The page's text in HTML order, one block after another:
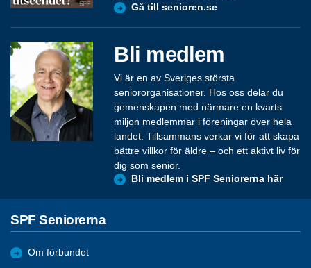
Gå till senioren.se
Bli medlem
Vi är en av Sveriges största
seniororganisationer. Hos oss delar du
gemenskapen med närmare en kvarts
miljon medlemmar i föreningar över hela
landet. Tillsammans verkar vi för att skapa
bättre villkor för äldre – och ett aktivt liv för
dig som senior.
Bli medlem i SPF Seniorerna här
SPF Seniorerna
Om förbundet